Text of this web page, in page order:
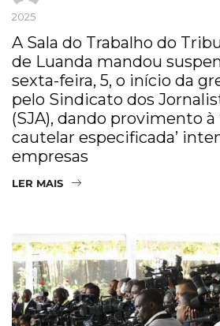
2025
A Sala do Trabalho do
de Luanda mandou
sexta-feira, 5, o início da
pelo Sindicato dos
(SJA), dando provimento à
cautelar especificada’
empresas
LER MAIS